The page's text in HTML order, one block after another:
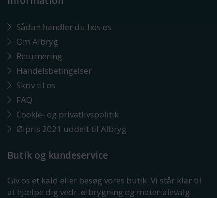
Sådan handler du hos os
Om Albryg
Returnering
Handelsbetingelser
Skriv til os
FAQ
Cookie- og privatlivspolitik
Ølpris 2021 uddelt til Albryg
Butik og kundeservice
Giv os et kald eller besøg vores butik. Vi står klar til
at hjælpe dig vedr. ølbrygning og materialevalg.